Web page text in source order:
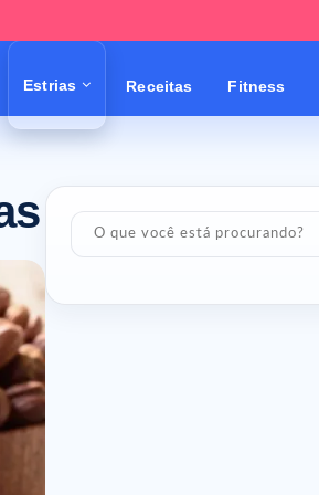
Estrias Receitas Fitness